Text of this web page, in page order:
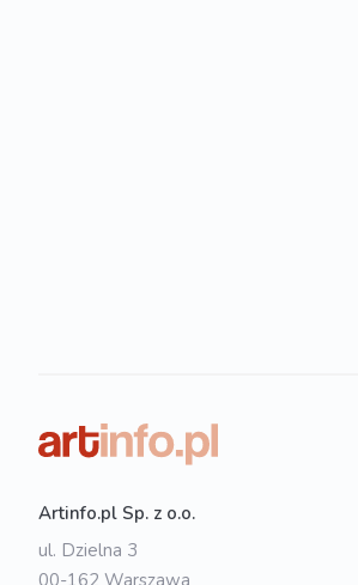
Artinfo.pl Sp. z o.o.
ul. Dzielna 3
00-162 Warszawa